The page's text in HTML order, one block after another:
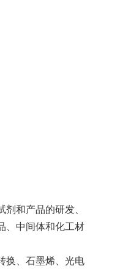
和产品的研发、
、中间体和化工材
换、石墨烯、光电